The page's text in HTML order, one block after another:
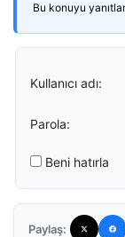
Bu konuyu
Kullanıcı adı:
Parola:
Beni hatırla
Paylaş: